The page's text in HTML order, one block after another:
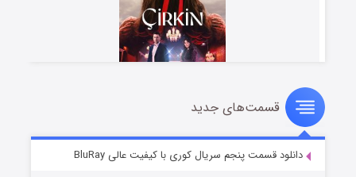
سریال زشت
قسمت۵ (زیرنویس) منتشر شد
قسمت‌های جدید
دانلود قسمت پنجم سریال کوری با کیفیت عالی BluRay